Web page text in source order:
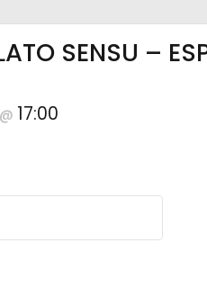
SENSU –
@ 17:00